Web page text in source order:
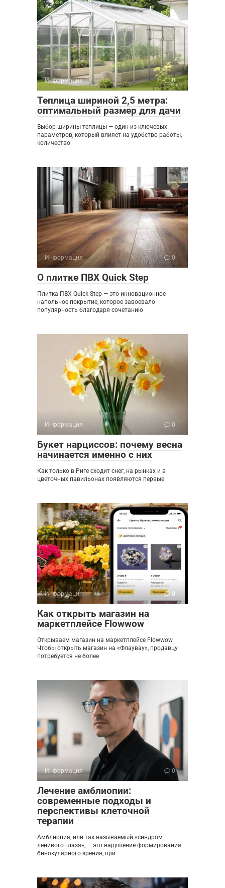
Информация 0
Теплица шириной 2,5 метра:
оптимальный размер для дачи
Выбор ширины теплицы — один из ключевых
параметров, который влияет на удобство работы,
количество
Информация 0
О плитке ПВХ Quick Step
Плитка ПВХ Quick Step — это инновационное
напольное покрытие, которое завоевало
популярность благодаря сочетанию
Информация 0
Букет нарциссов: почему весна
начинается именно с них
Как только в Риге сходит снег, на рынках и в
цветочных павильонах появляются первые
Информация 0
Как открыть магазин на
маркетплейсе Flowwow
Открываем магазин на маркетплейсе Flowwow
Чтобы открыть магазин на «Флаувау», продавцу
потребуется не более
Информация 0
Лечение амблиопии:
современные подходы и
перспективы клеточной
терапии
Амблиопия, или так называемый «синдром
ленивого глаза», — это нарушение формирования
бинокулярного зрения, при